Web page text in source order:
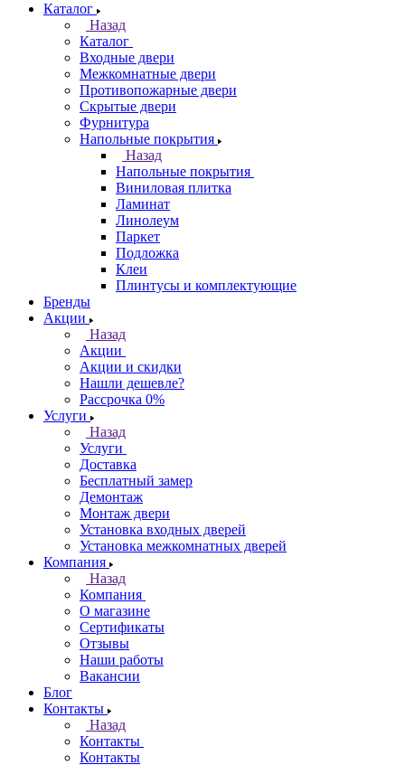
Каталог
Назад
Каталог
Входные двери
Межкомнатные двери
Противопожарные двери
Скрытые двери
Фурнитура
Напольные покрытия
Назад
Напольные покрытия
Виниловая плитка
Ламинат
Линолеум
Паркет
Подложка
Клеи
Плинтусы и комплектующие
Бренды
Акции
Назад
Акции
Акции и скидки
Нашли дешевле?
Рассрочка 0%
Услуги
Назад
Услуги
Доставка
Бесплатный замер
Демонтаж
Монтаж двери
Установка входных дверей
Установка межкомнатных дверей
Компания
Назад
Компания
О магазине
Сертификаты
Отзывы
Наши работы
Вакансии
Блог
Контакты
Назад
Контакты
Контакты